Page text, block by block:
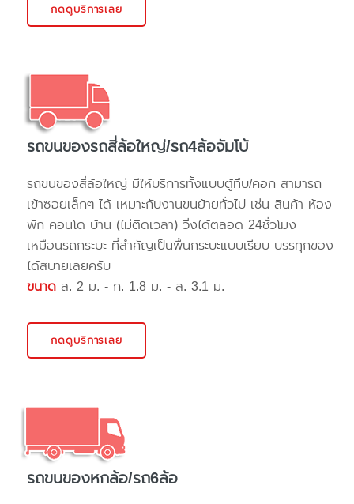
กดดูบริการเลย
รถขนของรถสี่ล้อใหญ่/รถ4ล้อจัมโบ้
รถขนของสี่ล้อใหญ่ มีให้บริการทั้งแบบตู้ทึบ/คอก สามารถ
เข้าซอยเล็กๆ ได้ เหมาะกับงานขนย้ายทั่วไป เช่น สินค้า ห้อง
พัก คอนโด บ้าน (ไม่ติดเวลา) วิ่งได้ตลอด 24ชั่วโมง
เหมือนรถกระบะ ที่สำคัญเป็นพื้นกระบะแบบเรียบ บรรทุกของ
ได้สบายเลยครับ
ขนาด ส. 2 ม. - ก. 1.8 ม. - ล. 3.1 ม.
กดดูบริการเลย
รถขนของหกล้อ/รถ6ล้อ